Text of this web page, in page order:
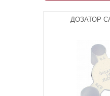
ДОЗАТОР